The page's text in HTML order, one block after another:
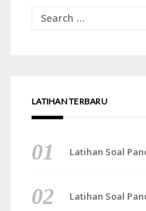
Search
LATIHAN TERBARU
Latihan Soal
Latihan Soal